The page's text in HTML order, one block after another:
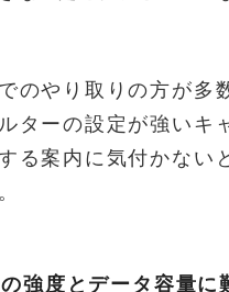
のやり取りの方が多
ターの設定が強いキ
る案内に気付かない
強度とデータ容量に